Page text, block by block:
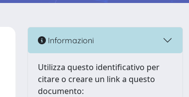
Informazioni
Utilizza questo identificativo per
citare o creare un link a questo
documento: